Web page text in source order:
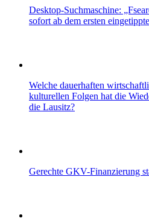
Desktop-Suchmaschine:
sofort ab dem ersten
Welche dauerhaften
kulturellen Folgen hat die
die Lausitz?
Gerechte GKV-Finanzierung